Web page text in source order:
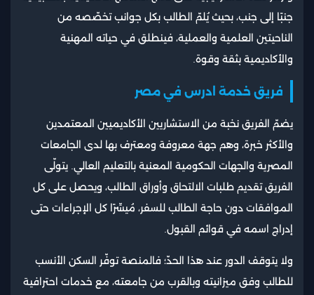
جنبًا إلى جنب، بحيث يُلمّ الطالب بكل جوانب تخصّصه من
الناحيتين العلمية والعملية، فينطلق في حياته المهنية
والأكاديمية بثقة وقوة.
فريق خدمة ادرس في مصر
يضمّ الفريق نخبة من الاستشاريين الأكاديميين المعتمدين
والأكثر خبرة، وهم جهة معروفة ومعترف بها لدى الجامعات
المصرية والجهات الحكومية المعنية بالتعليم العالي. يتولّى
الفريق تقديم طلبات الالتحاق وأوراق الطالب، ويحصل على كل
الموافقات دون حاجة الطالب للسفر، مُيسِّرًا كل الإجراءات حتى
إدراج اسمه في قوائم القبول.
ولا يتوقف الدور عند هذا الحدّ؛ فالمنصة توفّر السكن الأنسب
للطالب وفق ميزانيته وبالقرب من جامعته، مع خدمات احترافية